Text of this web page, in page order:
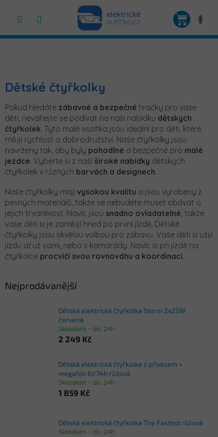
obsah
Dětské čtyřkolky
Pokud hledáte zábavné a bezpečné hračky pro vaše
děti, neváhejte se podívat na naši nabídku dětských
čtyřkolek. Tyto malé vozítka jsou ideální pro děti, které
milují rychlost a dobrodružství. Naše čtyřkolky jsou
navrženy tak, aby byly pohodlné a bezpečné pro malé
jezdce. Vyberte si z naší široké nabídky dětských
čtyřkolek v různých barvách a designech.
Naše čtyřkolky mají vysokou kvalitu a jsou vyrobeny z
pevných materiálů, takže se nebudete muset obávat o
jejich trvanlivost. Navíc jsou snadno ovladatelné , takže
vaše děti si je zamilují hned po první jízdě. Dětské
čtyřkolky jsou skvělou volbou pro zábavu. Vaše děti si užijí
jízdu ať už sami, nebo s kamarády. Navíc si při jízdě na
čtyřkolce procvičí svou rovnováhu a koordinaci.
Nejprodávanější
Dětská elektrická čtyřkolka Storm 2x25W
červená
Skladem - do 24h
2 249 Kč
Dětská elektrická čtyřkolka s přívěsem +
megafon 6V7Ah růžová
Skladem - do 24h
1 859 Kč
Dětská elektrická čtyřkolka The Fastest růžová
Skladem - do 24h